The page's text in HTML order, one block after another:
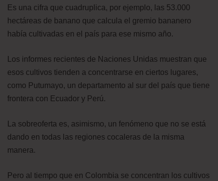
Es una cifra que cuadruplica, por ejemplo, las 53.000
hectáreas de banano que calcula el gremio bananero
había cultivadas en el país para ese mismo año.
Los informes recientes de Naciones Unidas muestran que
esos cultivos tienden a concentrarse en ciertos lugares,
como Putumayo, un departamento al sur del país que tiene
frontera con Ecuador y Perú.
La sobreoferta es, asimismo, un fenómeno que no se está
dando en todas las regiones cocaleras de la misma
manera.
Pero al tiempo que en Colombia se concentran los cultivos